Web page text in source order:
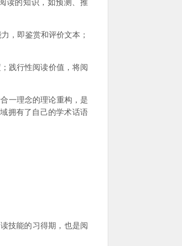
，即鉴赏和评价文本；
践行性阅读价值，将阅
一理念的理论重构，是
拥有了自己的学术话语
技能的习得期，也是阅